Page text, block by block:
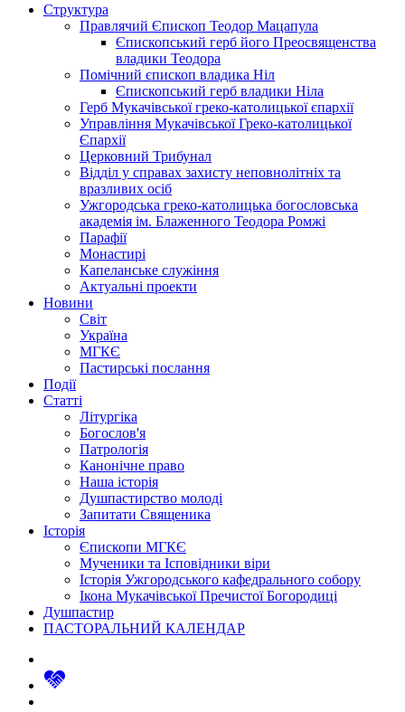
Структура
Правлячий Єпископ Теодор Мацапула
Єпископський герб його Преосвященства
владики Теодора
Помічний єпископ владика Ніл
Єпископський герб владики Ніла
Герб Мукачівської греко-католицької єпархії
Управління Мукачівської Греко-католицької
Єпархії
Церковний Трибунал
Відділ у справах захисту неповнолітніх та
вразливих осіб
Ужгородська греко-католицька богословська
академія ім. Блаженного Теодора Ромжі
Парафії
Монастирі
Капеланське служіння
Актуальні проекти
Новини
Світ
Україна
МГКЄ
Пастирські послання
Події
Статті
Літургіка
Богослов'я
Патрологія
Канонічне право
Наша історія
Душпастирство молоді
Запитати Священика
Історія
Єпископи МГКЄ
Мученики та Ісповідники віри
Історія Ужгородського кафедрального собору
Ікона Мукачівської Пречистої Богородиці
Душпастир
ПАСТОРАЛЬНИЙ КАЛЕНДАР